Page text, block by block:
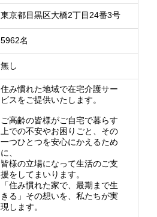
東京都目黒区大橋2丁目24番3号
5962名
無し
住み慣れた地域で在宅介護サー
ビスをご提供いたします。
ご高齢の皆様がご自宅で暮らす
上での不安やお困りごと、その
一つひとつを安心にかえるため
に、
皆様の立場になって生活のご支
援をしてまいります。
「住み慣れた家で、最期まで生
きる」その想いを、私たちが実
現します。